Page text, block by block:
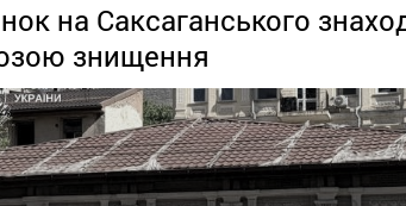
на Саксаганського
знищення